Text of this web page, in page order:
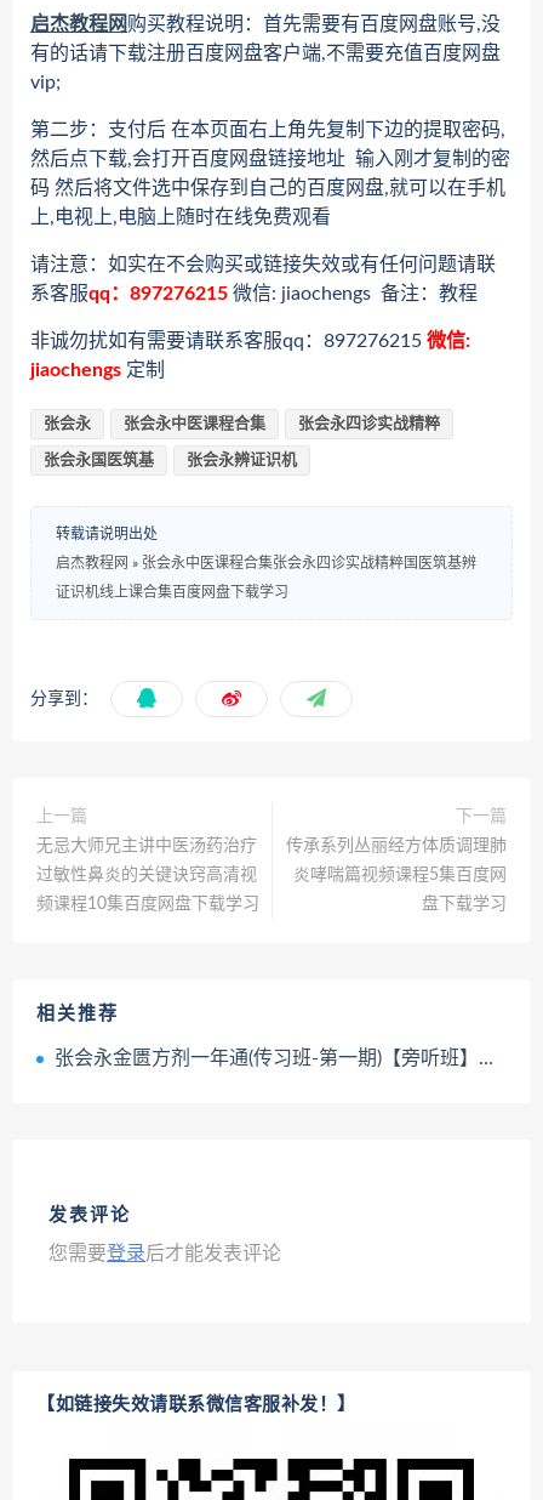
启杰教程网购买教程说明：首先需要有百度网盘账号,没
有的话请下载注册百度网盘客户端,不需要充值百度网盘
vip;
第二步：支付后 在本页面右上角先复制下边的提取密码,
然后点下载,会打开百度网盘链接地址 输入刚才复制的密
码 然后将文件选中保存到自己的百度网盘,就可以在手机
上,电视上,电脑上随时在线免费观看
请注意：如实在不会购买或链接失效或有任何问题请联
系客服qq：897276215 微信: jiaochengs 备注：教程
非诚勿扰如有需要请联系客服qq：897276215 微信:
jiaochengs 定制
张会永 张会永中医课程合集 张会永四诊实战精粹
张会永国医筑基 张会永辨证识机
转载请说明出处
启杰教程网 » 张会永中医课程合集张会永四诊实战精粹国医筑基辨
证识机线上课合集百度网盘下载学习
分享到：
上一篇
无忌大师兄主讲中医汤药治疗
过敏性鼻炎的关键诀窍高清视
频课程10集百度网盘下载学习
下一篇
传承系列丛丽经方体质调理肺
炎哮喘篇视频课程5集百度网
盘下载学习
相关推荐
张会永金匮方剂一年通(传习班-第一期)【旁听班】视频课程8集百度网盘下载学习
发表评论
您需要登录后才能发表评论
【如链接失效请联系微信客服补发！】